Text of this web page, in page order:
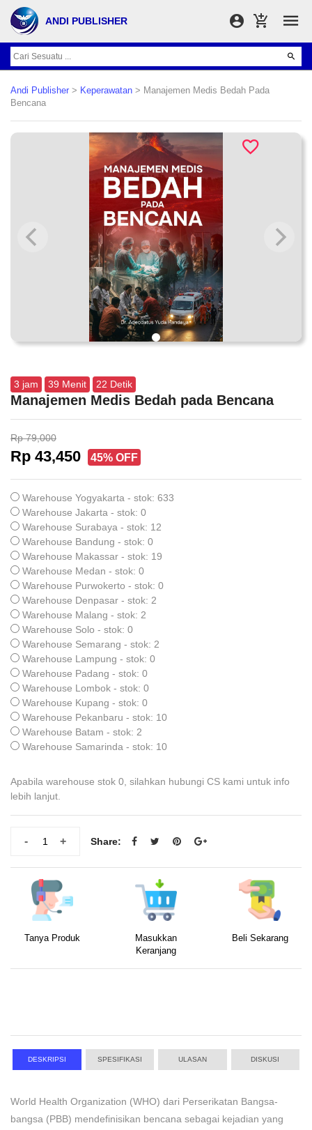
ANDI PUBLISHER
Andi Publisher > Keperawatan > Manajemen Medis Bedah Pada
Bencana
3 jam 39 Menit 22 Detik
Manajemen Medis Bedah pada Bencana
Rp 79,000
Rp 43,450 45% OFF
Warehouse Yogyakarta - stok: 633
Warehouse Jakarta - stok: 0
Warehouse Surabaya - stok: 12
Warehouse Bandung - stok: 0
Warehouse Makassar - stok: 19
Warehouse Medan - stok: 0
Warehouse Purwokerto - stok: 0
Warehouse Denpasar - stok: 2
Warehouse Malang - stok: 2
Warehouse Solo - stok: 0
Warehouse Semarang - stok: 2
Warehouse Lampung - stok: 0
Warehouse Padang - stok: 0
Warehouse Lombok - stok: 0
Warehouse Kupang - stok: 0
Warehouse Pekanbaru - stok: 10
Warehouse Batam - stok: 2
Warehouse Samarinda - stok: 10
Apabila warehouse stok 0, silahkan hubungi CS kami untuk info
lebih lanjut.
+
- Share:
Tanya Produk
Masukkan
Keranjang
Beli Sekarang
DESKRIPSI SPESIFIKASI ULASAN DISKUSI
World Health Organization (WHO) dari Perserikatan Bangsa-
bangsa (PBB) mendefinisikan bencana sebagai kejadian yang